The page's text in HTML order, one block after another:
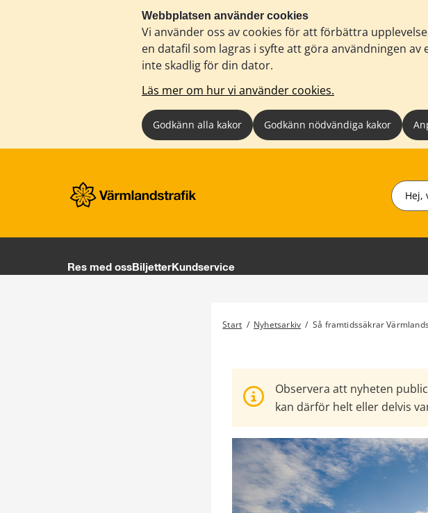
Webbplatsen använder cookies
Vi använder oss av cookies för att förbättra
en datafil som lagras i syfte att göra användningen av
inte skadlig för din dator.
Läs mer om hur vi använder cookies.
Godkänn alla kakor Godkänn nödvändiga kakor
Sök
Res med ossBiljetterKundservice
Start / Nyhetsarkiv / Så framtidssäkrar
Observera att nyheten
kan därför helt eller delvis